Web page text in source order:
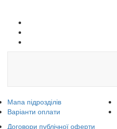
Мапа підрозділів
Варіанти оплати
Договори публічної оферти